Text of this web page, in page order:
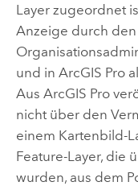
Layer zugeordnet
Anzeige durch
und in ArcGIS Pro
Aus ArcGIS Pro
nicht über den
einem Kartenbild-
Feature-Layer, die
wurden, aus dem